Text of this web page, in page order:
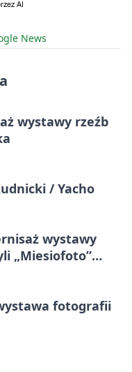
News
wystawy rzeźb
/ Yacho
wystawy
„Miesiofoto”
wystawa fotografii